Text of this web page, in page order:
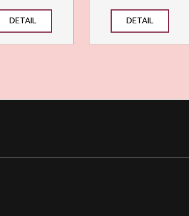
DETAIL DETAIL